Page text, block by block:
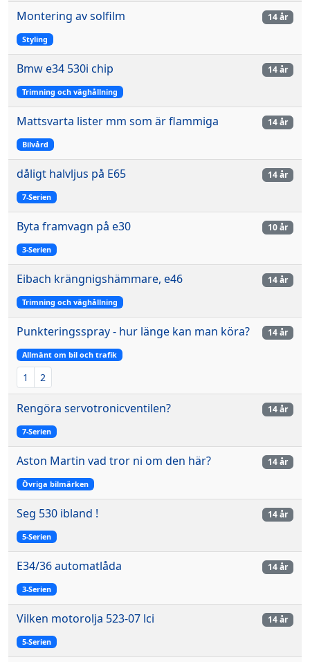
Montering av solfilm
Styling
14 år
Bmw e34 530i chip
Trimning och väghållning
14 år
Mattsvarta lister mm som är flammiga
Bilvård
14 år
dåligt halvljus på E65
7-Serien
14 år
Byta framvagn på e30
3-Serien
10 år
Eibach krängnigshämmare, e46
Trimning och väghållning
14 år
Punkteringsspray - hur länge kan man köra?
Allmänt om bil och trafik
1 2
14 år
Rengöra servotronicventilen?
7-Serien
14 år
Aston Martin vad tror ni om den här?
Övriga bilmärken
14 år
Seg 530 ibland !
5-Serien
14 år
E34/36 automatlåda
3-Serien
14 år
Vilken motorolja 523-07 lci
5-Serien
14 år